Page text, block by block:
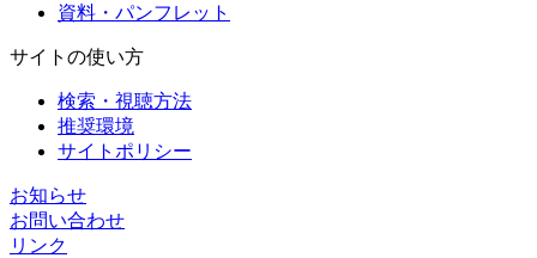
資料・パンフレット
サイトの使い方
検索・視聴方法
推奨環境
サイトポリシー
お知らせ
お問い合わせ
リンク